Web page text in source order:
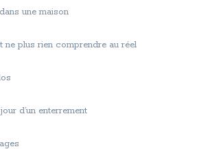
une maison
ne plus rien comprendre au réel
d’un enterrement